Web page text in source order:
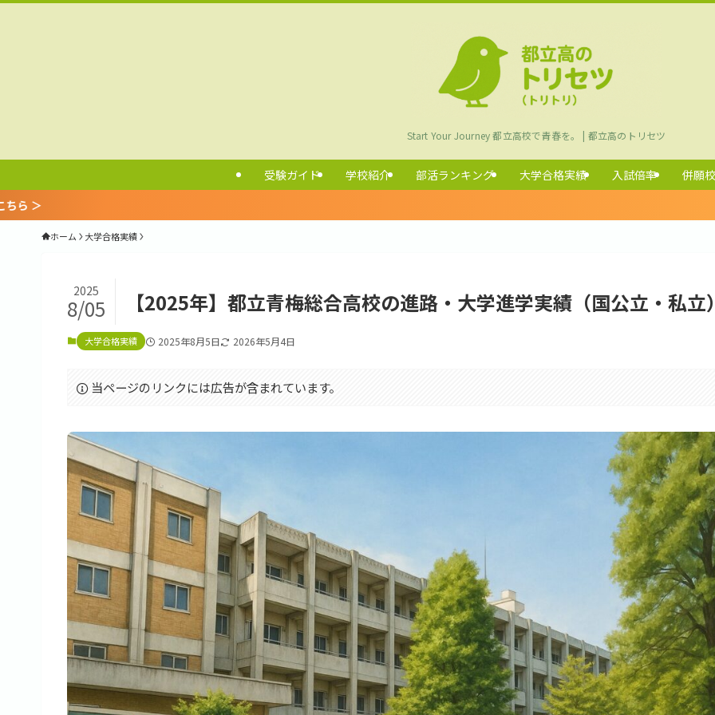
Start Your Journey 都立高校で青春を。 | 都立高のトリセツ
受験ガイド 学校紹介 部活ランキング 大学合格実績 入試倍率 併願
ホーム 大学合格実績
【2025年】都立青梅総合高校の進路・大学進学実績（国公立・私立
2025
8/05
大学合格実績 2025年8月5日 2026年5月4日
当ページのリンクには広告が含まれています。